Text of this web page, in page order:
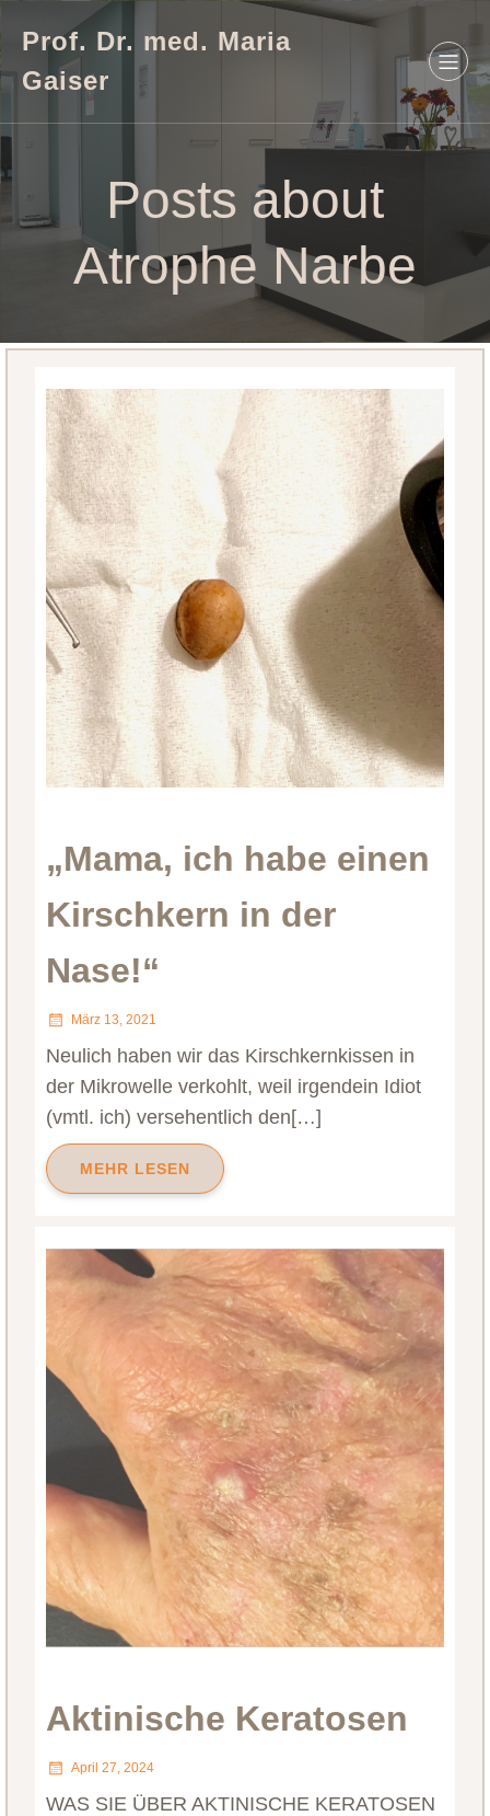
Prof. Dr. med. Maria
Gaiser
Posts about
Atrophe Narbe
„Mama, ich habe einen
Kirschkern in der
Nase!“
März 13, 2021
Neulich haben wir das Kirschkernkissen in
der Mikrowelle verkohlt, weil irgendein Idiot
(vmtl. ich) versehentlich den[…]
MEHR LESEN
Aktinische Keratosen
April 27, 2024
WAS SIE ÜBER AKTINISCHE KERATOSEN